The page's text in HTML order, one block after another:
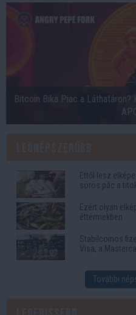
Bitcoin Bika Piac a
Ettől lesz
sörös pác a
Ezért olyan
éttermekben
Stabilcoinos
Visa, a
További